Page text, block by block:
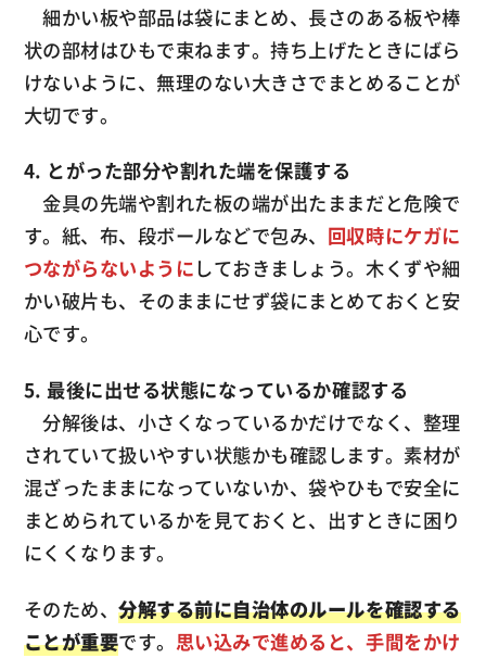
細かい板や部品は袋にまとめ、長さのある板や棒
状の部材はひもで束ねます。持ち上げたときにばら
けないように、無理のない大きさでまとめることが
大切です。
4. とがった部分や割れた端を保護する
金具の先端や割れた板の端が出たままだと危険で
す。紙、布、段ボールなどで包み、 回収時にケガに
つながらないようにしておきましょう。木くずや細
かい破片も、そのままにせず袋にまとめておくと安
心です。
5. 最後に出せる状態になっているか確認する
分解後は、小さくなっているかだけでなく、整理
されていて扱いやすい状態かも確認します。素材が
混ざったままになっていないか、袋やひもで安全に
まとめられているかを見ておくと、出すときに困り
にくくなります。
そのため、分解する前に自治体のルールを確認する
ことが重要です。 思い込みで進めると、手間をかけ